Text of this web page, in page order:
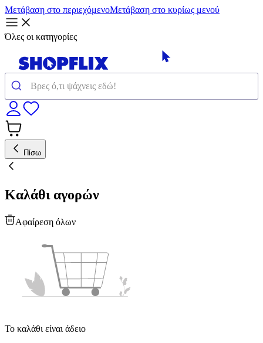
Μετάβαση στο περιεχόμενοΜετάβαση στο κυρίως μενού
Όλες οι κατηγορίες
Πίσω
Καλάθι αγορών
Αφαίρεση όλων
Το καλάθι είναι άδειο